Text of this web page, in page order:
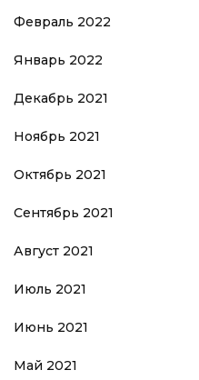
Февраль 2022
Январь 2022
Декабрь 2021
Ноябрь 2021
Октябрь 2021
Сентябрь 2021
Август 2021
Июль 2021
Июнь 2021
Май 2021